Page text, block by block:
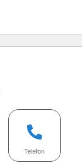
Telefon